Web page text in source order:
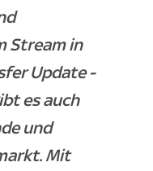
Stream in
Update -
es auch
und
Mit